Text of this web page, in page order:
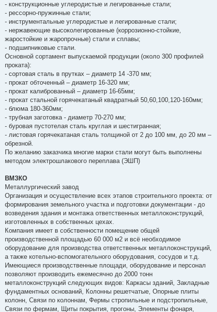
- конструкционные углеродистые и легированные стали;
- рессорно-пружинные стали;
- инструментальные углеродистые и легированные стали;
- нержавеющие высоколегированные (коррозионно-стойкие,
жаростойкие и жаропрочные) стали и сплавы;
- подшипниковые стали.
Основной сортамент выпускаемой продукции (около 300 профилей
проката):
- сортовая сталь в прутках – диаметр 14 -370 мм;
- прокат обточенный – диаметр 16-320 мм;
- прокат калиброванный – диаметр 16-65мм;
- прокат стальной горячекатаный квадратный 50,60,100,120-160мм;
- блюма 180-360мм;
- трубная заготовка - диаметр 70-270 мм;
- буровая пустотелая сталь круглая и шестигранная;
- листовая горячекатаная сталь толщиной от 2 до 100 мм, до 20 мм –
обрезной.
По желанию заказчика многие марки стали могут быть выполнены
методом электрошлакового переплава (ЭШП)
ВМЗКО
Металлургический завод
Организация и осуществление всех этапов строительного проекта: от
формирования земельного участка и подготовки документации - до
возведения здания и монтажа ответственных металлоконструкций,
изготовленных в собственных цехах.
Компания имеет в собственности помещение общей
производственной площадью 60 000 м2 и всё необходимое
оборудование для производства ответственных металлоконструкций,
а также котельно-вспомогательного оборудования, сосудов и т.д.
Имеющиеся производственные площади, оборудование и персонал
позволяют производить ежемесячно до 2000 тонн
металлоконструкций следующих видов: Каркасы зданий, Закладные
фундаментных оснований, Колонны решетчатые, Опорные плиты
колонн, Связи по колоннам, Фермы стропильные и подстропильные,
Связи по фермам, Щиты покрытия, прогоны, Элементы фонаря,